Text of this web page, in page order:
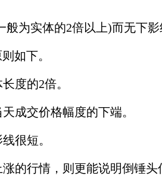
般为实体的2倍以上)而无下
如下。
度的2倍。
成交价格幅度的下端。
很短。
的行情，则更能说明倒锤头